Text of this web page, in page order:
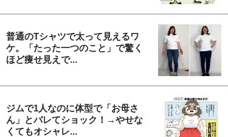
普通のTシャツで太って見えるワ
ケ。「たった一つのこと」で驚く
ほど痩せ見えで...
ジムで1人なのに体型で「お母さ
ん」とバレてショック！→やせな
くてもオシャレ...